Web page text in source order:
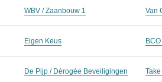
WBV / Zaanbouw 1 Van
Eigen Keus
De Pijp / Dérogée Beveiligingen